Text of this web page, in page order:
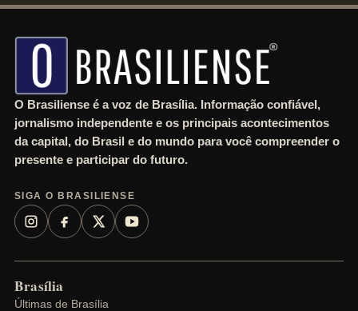
c
O Brasiliense é a voz de Brasília. Informação confiável,
jornalismo independente e os principais acontecimentos
da capital, do Brasil e do mundo para você compreender o
presente e participar do futuro.
SIGA O BRASILIENSE
Brasília
Últimas de Brasília